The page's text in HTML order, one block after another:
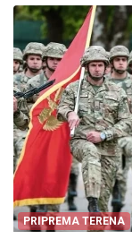
PRIPREMA TERENA